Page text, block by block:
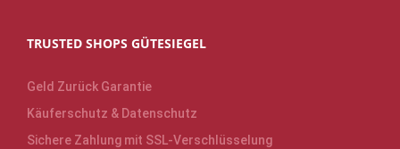
TRUSTED SHOPS GÜTESIEGEL
Geld Zurück Garantie
Käuferschutz & Datenschutz
Sichere Zahlung mit SSL-Verschlüsselung